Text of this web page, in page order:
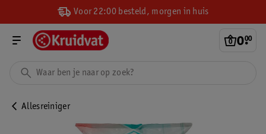
Voor 22:00 besteld, morgen in huis
0.
00
Allesreiniger